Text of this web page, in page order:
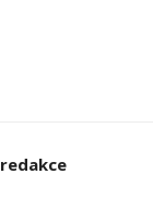
redakce